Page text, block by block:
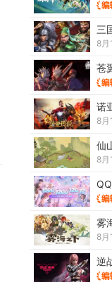
三
8月
苍
诺
8月
仙
8月
雾
8月
逆